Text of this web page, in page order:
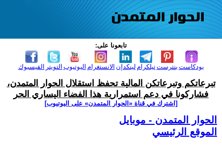
تابعونا على:
الفيسبوك التويتر اليوتيوب الانستغرام لينكدإن تيلكرامبنترست بودكاست
تبرعاتكم وتبرعاتكن المالية تحفظ استقلال الحوار المتمدن،
فشاركونا في دعم استمرارية هذا الفضاء اليساري الحر
[اشترك في قناة ‫«الحوار المتمدن» على اليوتيوب]
الحوار المتمدن - موبايل
الموقع الرئيسي